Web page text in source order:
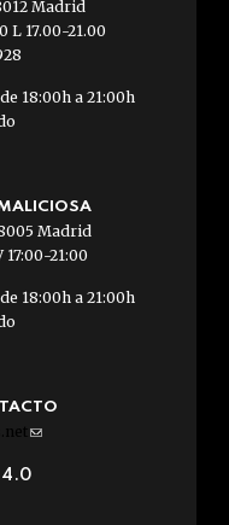
Madrid
L 17.00-21.00
18:00h a 21:00h
Madrid
17:00-21:00
18:00h a 21:00h
(link
e-
4.0